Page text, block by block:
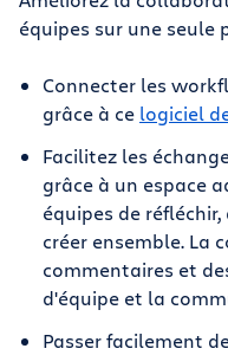
équipes sur une seule
Connecter les
grâce à ce logiciel
Facilitez les
grâce à un espace
équipes de
créer ensemble. La
commentaires et
d'équipe et la
Passer facilement